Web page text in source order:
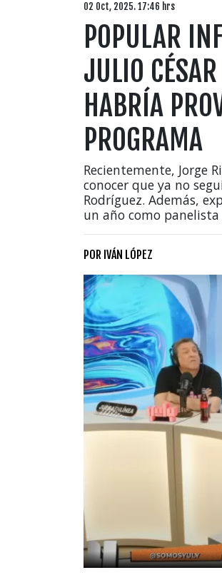
02 Oct, 2025. 17:46 hrs
POPULAR
JULIO
HABRÍA
PROGRAMA
Recientemente, Jorge
conocer que ya no
Rodríguez. Además,
un año como
POR IVÁN LÓPEZ